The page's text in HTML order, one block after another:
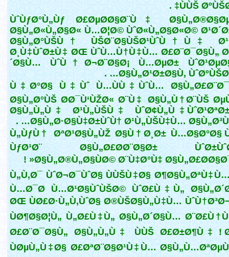
ÙÙŠ
ÙˆÙƒØ°Ù„Ùƒ Ø£ØµØ­Ø§Ø¨Ù‡
Ø§Ù„Ø«Ù„Ø§Ø« Ù…Ø¦Ø© ÙˆØ«Ù„Ø§Ø«Ø©
Ø§Ù„Ø°ÙŠÙ† ÙŠØ¨Ø§ÙŠØ¹ÙˆÙ†Ù‡
Ø¸Ù‡ÙˆØ±Ù‡ ØŒ ÙˆÙ…Ù†Ù‡Ù… Ø£Ø¨Ø¯Ø§Ù„
´Ø§Ù… ÙˆÙ†Ø¬Ø¨Ø§Ø¡ Ù…ØµØ±
Ø§Ù„Ø¹Ø±Ø§Ù‚
Ù‡Ø°Ø§ Ù‡Ùˆ Ù…ÙÙ‡ÙˆÙ…
Ø§Ù„Ø°ÙŠ Ø­Ø¯Ù‘ÙŽØ« Ø¨Ù‡ Ø§Ù„Ù†Ø¨ÙŠ
Ø§Ù„Ù„Ù‡ Ø¹Ù„ÙŠÙ‡ ÙˆØ¢Ù„Ù‡
Ø§Ù„Ø·Ø§Ù‡Ø±ÙˆÙ† Ø¹Ù„ÙŠÙ‡Ù…
Ù„ÙƒÙ† ØªØ¹Ø§Ù„ÙŽ Ø§Ù†Ø¸Ø± Ù…Ø§Ø°Ø§
ÙƒØ¹Ø¨ Ø§Ù„Ø£Ø­Ø¨Ø§Ø±
Ø§Ù„Ø®Ù„Ø§ÙØ© Ø¨Ù‡Ø°Ù‡
Ù„Ù‚Ø¯ ÙˆØ¬Ø¯ÙˆØ§ ÙÙŠÙ‡Ø§ Ø¶Ø§Ù„ØªÙ‡Ù…
Ù…Ø¯Ø­ Ù…Ø¹Ø§ÙˆÙŠØ© ÙˆØ£Ù‡Ù„
ØŒ ÙØ£Ø·Ù„Ù‚ÙˆØ§ Ø®ÙŠØ§Ù„Ù‡Ù…
ÙØ¶Ø§Ø¦Ù„ Ù„Ø£Ù‡Ù„ Ø§Ù„Ø´Ø§Ù…
Ø£Ø¨Ø¯Ø§Ù„ Ø§Ù„Ù„Ù‡ ÙÙŠ Ø£Ø±Ø¶Ù‡ !
ÙØµÙ„Ù‡Ø§ Ø£ØªØ¨Ø§Ø¹Ù‡Ù…